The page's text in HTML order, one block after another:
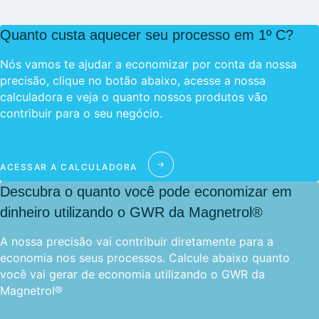
27 - GREEN-ROOT
28 - TERMOPARES PARTINDO DE FIOS/CABOS DE
EXTENSÃO
29 - TABELA DE CONVERSÃO MILIVOLTAGEM X
TEMPERATURA
32 – TABELA TERMOPAR TIPO E
33 – TABELA TERMOPAR TIPO J
34 – TABELA TERMOPAR TIPO K
35 – TABELA TERMOPAR TIPO R
36 – TABELA TERMOPAR TIPO S
37 – TABELA TERMOPAR TIPO T
Quanto custa aquecer seu processo em 1º C?
Nós vamos te ajudar a economizar por conta da nossa
precisão, clique no botão abaixo, acesse a nossa
calculadora e veja o quanto nossos produtos vão
contribuir para o seu negócio.
ACESSAR A CALCULADORA
Descubra o quanto você pode economizar em
dinheiro utilizando o GWR da Magnetrol®
A nossa precisão vai contribuir diretamente para a
economia nos seus processos. Calcule abaixo quanto
você vai gerar de economia utilizando o GWR da
Magnetrol®